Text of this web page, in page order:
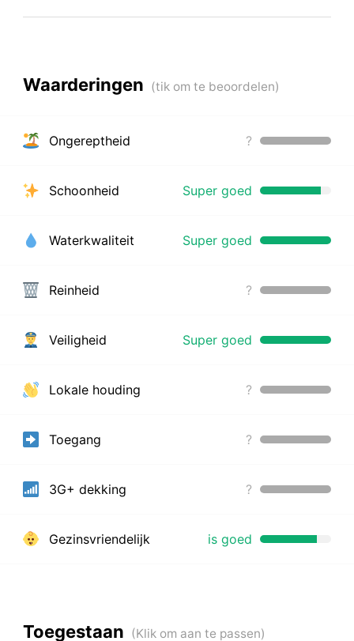
Waarderingen
Ongereptheid ?
Schoonheid Super goed
Waterkwaliteit Super goed
Reinheid ?
Veiligheid Super goed
Lokale houding ?
Toegang ?
3G+ dekking ?
Gezinsvriendelijk is goed
Toegestaan